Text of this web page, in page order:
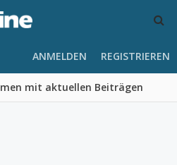
mit aktuellen Beiträgen
ANMELDEN REGISTRIEREN